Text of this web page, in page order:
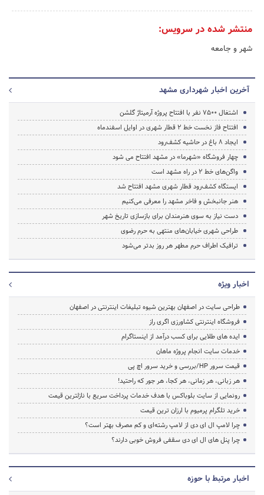
منتشر شده در سرویس:
شهر و جامعه
آخرین اخبار شهرداری مشهد
اشتغال 7500 نفر با افتتاح پروژه آرمیتاژ گلشن
افتتاح فاز نخست خط 2 قطار شهری در اوایل اسفندماه
ایجاد 8 باغ در حاشیه کشف‌رود
چهار فروشگاه «شهرما» در مشهد افتتاح می شود
واگن‌های خط 2 در راه مشهد است
ایستگاه کشف‌رود قطار شهری مشهد افتتاح شد
هنر جانبخش و فاخر مشهد را معرفی می‌کنیم
دست نیاز به سوی هنرمندان برای بازسازی تاریخ شهر
طراحی شهری خیابان‌های منتهی به حرم رضوی
ترافیک اطراف حرم مطهر هر روز بدتر می‌شود
اخبار ویژه
طراحی سایت در اصفهان بهترین شیوه تبلیغات اینترنتی در اصفهان
فروشگاه اینترنتی کشاورزی اگری راز
ایده های طلایی برای کسب درآمد از اینستاگرام
خدمات سایت انجام پروژه ماهان
قیمت سرور HP/بررسی و خرید سرور اچ پی
هر زبانی، هر زمانی، هر کجا، هر جور که راحتید!
رونمایی از سایت بلوباکس با هدف خدمات پرداخت سریع با نازلترین قیمت
خرید تلگرام پرمیوم با ارزان ترین قیمت
چرا لامپ ال ای دی از لامپ رشته‌ای و کم مصرف بهتر است؟
چرا پنل های ال ای دی سقفی فروش خوبی دارند؟
اخبار مرتبط با حوزه